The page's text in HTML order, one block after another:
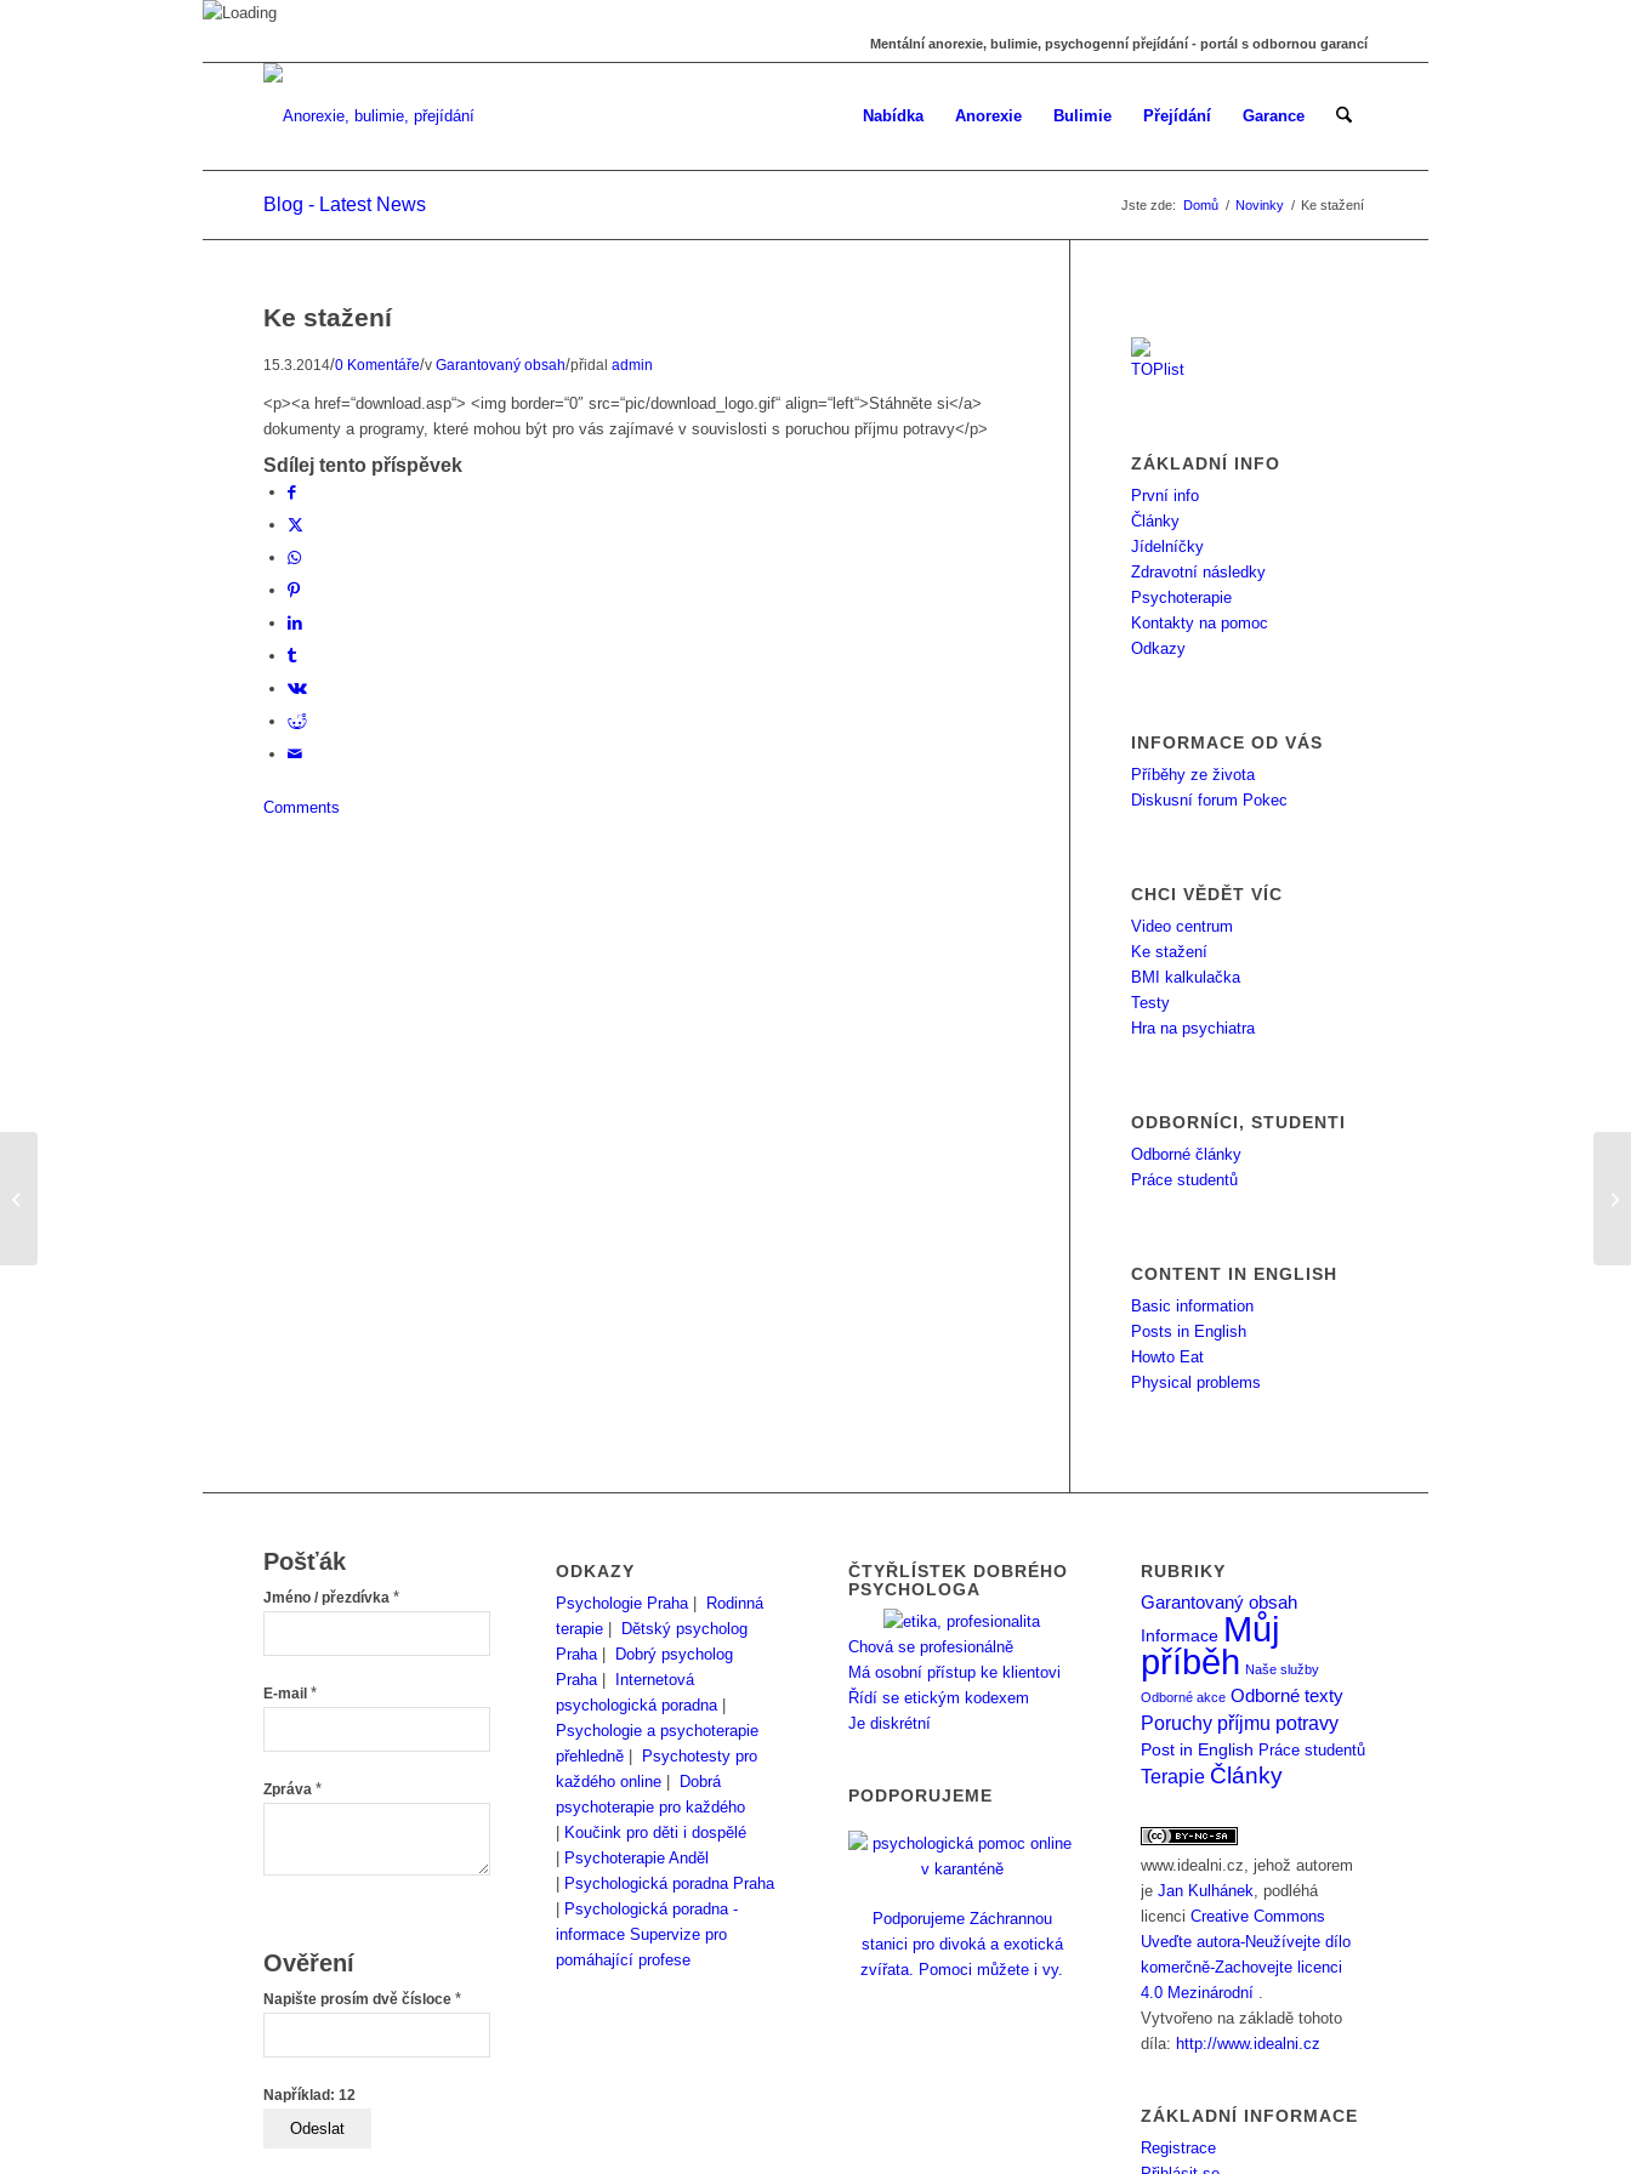
Mentální anorexie, bulimie, psychogenní přejídání - portál s odbornou garancí
Nabídka Anorexie Bulimie Přejídání Garance
Blog - Latest News Jste zde: Domů / Novinky / Ke stažení
Ke stažení
15.3.2014/0 Komentáře/v Garantovaný obsah/přidal admin
<p><a href=“download.asp“> <img border=“0″ src=“pic/download_logo.gif“ align=“left“>Stáhněte si</a>
dokumenty a programy, které mohou být pro vás zajímavé v souvislosti s poruchou příjmu potravy</p>
Sdílej tento příspěvek
Comments
ZÁKLADNÍ INFO
První info
Články
Jídelníčky
Zdravotní následky
Psychoterapie
Kontakty na pomoc
Odkazy
INFORMACE OD VÁS
Příběhy ze života
Diskusní forum Pokec
CHCI VĚDĚT VÍC
Video centrum
Ke stažení
BMI kalkulačka
Testy
Hra na psychiatra
ODBORNÍCI, STUDENTI
Odborné články
Práce studentů
CONTENT IN ENGLISH
Basic information
Posts in English
Howto Eat
Physical problems
Pošťák
Jméno / přezdívka *
E-mail *
Zpráva *
Ověření
Napište prosím dvě čísloce *
Například: 12
ODKAZY
Psychologie Praha|
Rodinná
terapie
Dětský psycholog
Praha|
Dobrý psycholog
Praha|
Internetová
psychologická poradna|
Psychologie a psychoterapie
přehledně
Psychotesty pro
každého online
Dobrá
psychoterapie pro každého
Koučink pro děti i dospělé
Psychoterapie Anděl
Psychologická poradna Praha
Psychologická poradna -
informace Supervize pro
pomáhající profese
ČTYŘLÍSTEK DOBRÉHO
PSYCHOLOGA
Chová se profesionálně
Má osobní přístup ke klientovi
Řídí se etickým kodexem
Je diskrétní
PODPORUJEME
Podporujeme Záchrannou
stanici pro divoká a exotická
zvířata. Pomoci můžete i vy.
RUBRIKY
Garantovaný obsah
Informace Můj
příběh Naše služby
Odborné akce Odborné texty
Poruchy příjmu potravy
Post in English Práce studentů
Terapie Články
www.idealni.cz, jehož autorem
jeJan Kulhánek, podléhá
licenciCreative Commons
Uveďte autora-Neužívejte dílo
komerčně-Zachovejte licenci
4.0 Mezinárodní .
Vytvořeno na základě tohoto
díla: http://www.idealni.cz
ZÁKLADNÍ INFORMACE
Registrace